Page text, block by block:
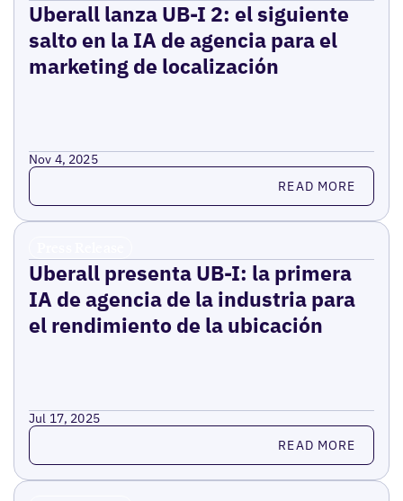
Uberall lanza UB-I 2: el siguiente
salto en la IA de agencia para el
marketing de localización
Nov 4, 2025
Read more READ MORE
Uberall presenta UB-I: la primera
IA de agencia de la industria para
el rendimiento de la ubicación
Jul 17, 2025
Read more READ MORE